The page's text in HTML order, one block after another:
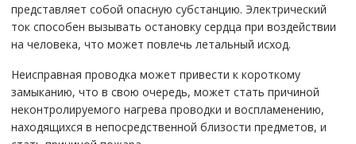
представляет собой опасную субстанцию. Электрический
ток способен вызывать остановку сердца при воздействии
на человека, что может повлечь летальный исход.
Неисправная проводка может привести к короткому
замыканию, что в свою очередь, может стать причиной
неконтролируемого нагрева проводки и воспламенению,
находящихся в непосредственной близости предметов, и